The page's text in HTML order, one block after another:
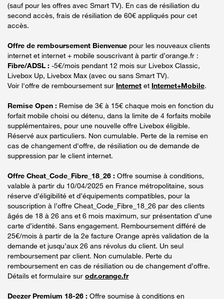
(sauf pour les offres avec Smart TV). En cas de résiliation du
second accès, frais de résiliation de 60€ appliqués pour cet
accès.
Offre de remboursement Bienvenue pour les nouveaux clients
internet et internet + mobile souscrivant à partir d’orange.fr :
Fibre/ADSL : -5€/mois pendant 12 mois sur Livebox Classic,
Livebox Up, Livebox Max (avec ou sans Smart TV).
Voir l'offre de remboursement sur Internet et Internet+Mobile.
Remise Open : Remise de 3€ à 15€ chaque mois en fonction du
forfait mobile choisi ou détenu, dans la limite de 4 forfaits mobile
supplémentaires, pour une nouvelle offre Livebox éligible.
Réservé aux particuliers. Non cumulable. Perte de la remise en
cas de changement d'offre, de résiliation ou de demande de
suppression par le client internet.
Offre Cheat_Code_Fibre_18_26 : Offre soumise à conditions,
valable à partir du 10/04/2025 en France métropolitaine, sous
réserve d’éligibilité et d’équipements compatibles, pour la
souscription à l’offre Cheat_Code_Fibre_18_26 par des clients
âgés de 18 à 26 ans et 6 mois maximum, sur présentation d’une
carte d’identité. Sans engagement. Remboursement différé de
25€/mois à partir de la 2e facture Orange après validation de la
demande et jusqu’aux 26 ans révolus du client. Un seul
remboursement par client. Non cumulable. Perte du
remboursement en cas de résiliation ou de changement d’offre.
Détails et formulaire sur odr.orange.fr
Deezer Premium 18-26 : Offre soumise à conditions en